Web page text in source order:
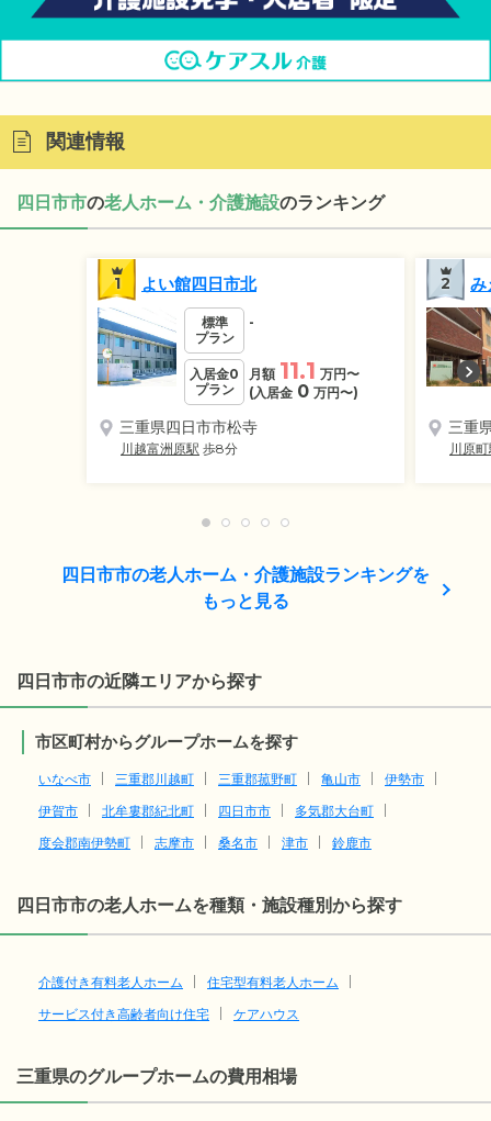
関連情報
四日市市の老人ホーム・介護施設のランキング
1 よい館四日市北
標準
プラン
-
入居金0
プラン
月額 11.1 万円〜
(入居金 0 万円〜)
三重県四日市市松寺
川越富洲原駅 歩8分
2 み
三重
川原
四日市市の老人ホーム・介護施設ランキングを
もっと見る
四日市市の近隣エリアから探す
市区町村からグループホームを探す
いなべ市 三重郡川越町 三重郡菰野町 亀山市
伊勢市
伊賀市
北牟婁郡紀北町 四日市市
多気郡大台町
度会郡南伊勢町
志摩市 桑名市 津市 鈴鹿市
四日市市の老人ホームを種類・施設種別から探す
介護付き有料老人ホーム
住宅型有料老人ホーム
サービス付き高齢者向け住宅
ケアハウス
三重県のグループホームの費用相場